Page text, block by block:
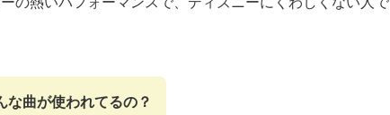
な曲が使われてるの？